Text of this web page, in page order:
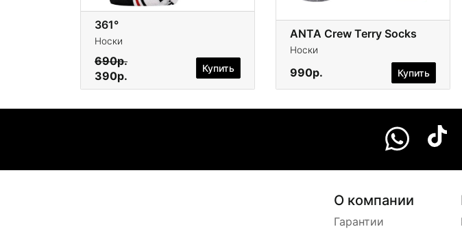
361°
Носки
690р.
390р.
Купить
ANTA Crew Terry Socks
Носки
990р. Купить
О компании
Гарантии